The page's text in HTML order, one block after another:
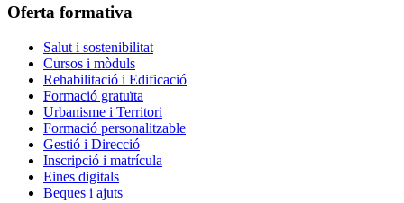
Oferta formativa
Salut i sostenibilitat
Cursos i mòduls
Rehabilitació i Edificació
Formació gratuïta
Urbanisme i Territori
Formació personalitzable
Gestió i Direcció
Inscripció i matrícula
Eines digitals
Beques i ajuts